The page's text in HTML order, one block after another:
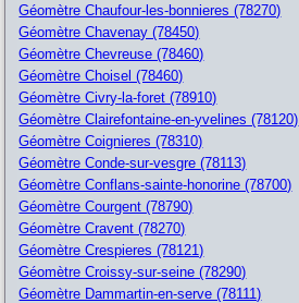
Géomètre Chaufour-les-bonnieres (78270)
Géomètre Chavenay (78450)
Géomètre Chevreuse (78460)
Géomètre Choisel (78460)
Géomètre Civry-la-foret (78910)
Géomètre Clairefontaine-en-yvelines (78120)
Géomètre Coignieres (78310)
Géomètre Conde-sur-vesgre (78113)
Géomètre Conflans-sainte-honorine (78700)
Géomètre Courgent (78790)
Géomètre Cravent (78270)
Géomètre Crespieres (78121)
Géomètre Croissy-sur-seine (78290)
Géomètre Dammartin-en-serve (78111)